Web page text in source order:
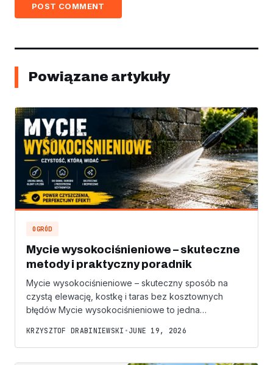
POST COMMENT
Powiązane artykuły
OGRÓD
Mycie wysokociśnieniowe – skuteczne
metody i praktyczny poradnik
Mycie wysokociśnieniowe – skuteczny sposób na
czystą elewację, kostkę i taras bez kosztownych
błędów Mycie wysokociśnieniowe to jedna…
KRZYSZTOF DRABINIEWSKI • JUNE 19, 2026